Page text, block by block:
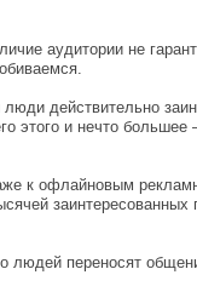
аудитории не
действительно
этого и нечто большее
к офлайновым
заинтересованных
переносят